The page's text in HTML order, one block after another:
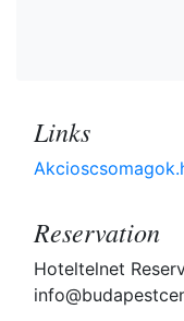
Links
Reservation
Hoteltelnet